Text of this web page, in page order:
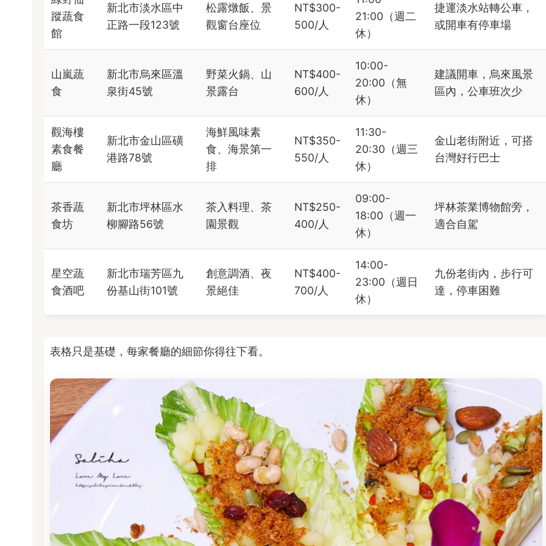
蹤蔬食
館
新北市淡水區中
正路一段123號
松露燉飯、景
觀窗台座位
NT$300-
500/人
21:00（週二
休）
捷運淡水站轉公車，
或開車有停車場
山嵐蔬
食
新北市烏來區溫
泉街45號
野菜火鍋、山
景露台
NT$400-
600/人
10:00-
20:00（無
休）
建議開車，烏來風景
區內，公車班次少
觀海樓
素食餐
廳
新北市金山區磺
港路78號
海鮮風味素
食、海景第一
排
NT$350-
550/人
11:30-
20:30（週三
休）
金山老街附近，可搭
台灣好行巴士
茶香蔬
食坊
新北市坪林區水
柳腳路56號
茶入料理、茶
園景觀
NT$250-
400/人
09:00-
18:00（週一
休）
坪林茶業博物館旁，
適合自駕
星空蔬
食酒吧
新北市瑞芳區九
份基山街101號
創意調酒、夜
景絕佳
NT$400-
700/人
14:00-
23:00（週日
休）
九份老街內，步行可
達，停車困難
表格只是基礎，每家餐廳的細節你得往下看。